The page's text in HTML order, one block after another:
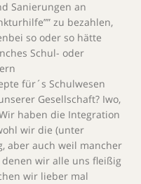
Sanierungen an
zu bezahlen,
so oder so hätte
Schul- oder
für´s Schulwesen
Gesellschaft? Iwo,
haben die Integration
wir die (unter
aber auch weil mancher
wir alle uns fleißig
wir lieber mal